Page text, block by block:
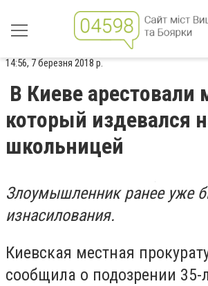
14:56, 7 березня 2018 р.
В Киеве арестовали
который издевался
школьницей
Злоумышленник ранее уже
изнасилования.
Киевская местная
сообщила о подозрении 35-